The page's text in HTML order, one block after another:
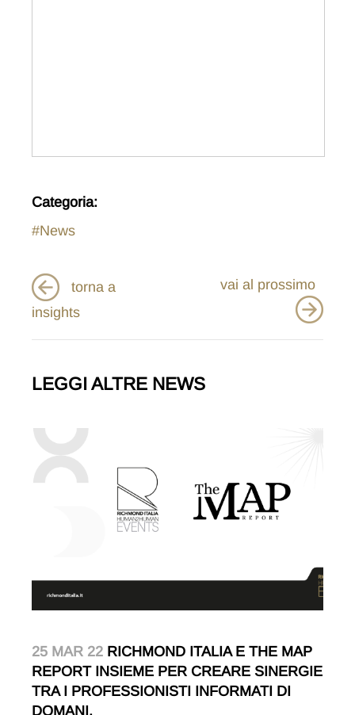
Categoria:
#News
torna a
insights
vai al prossimo
LEGGI ALTRE NEWS
25 MAR 22 RICHMOND ITALIA E THE MAP
REPORT INSIEME PER CREARE SINERGIE
TRA I PROFESSIONISTI INFORMATI DI
DOMANI.